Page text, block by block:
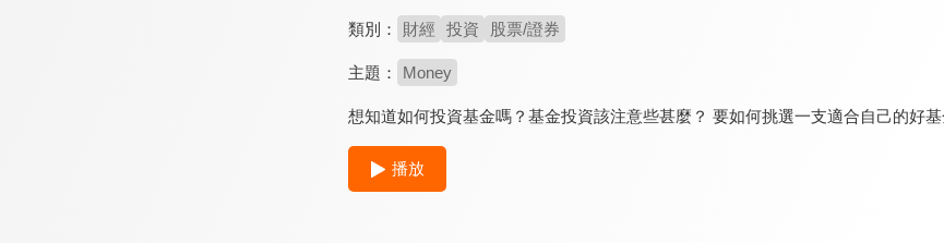
類別： 財經 投資 股票/證券
主題： Money
想知道如何投資基金嗎？基金投資該注意些甚麼？ 要如何挑選一支適合自己的好
播放